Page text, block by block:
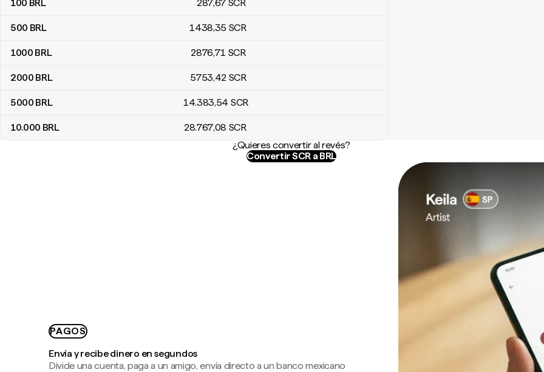
100 BRL 287,67 SCR
500 BRL 1438,35 SCR
1000 BRL 2876,71 SCR
2000 BRL 5753,42 SCR
5000 BRL 14.383,54 SCR
10.000 BRL 28.767,08 SCR
¿Quieres convertir al revés?
Convertir SCR a BRL
PAGOS
Envía y recibe dinero en segundos
Divide una cuenta, paga a un amigo, envía directo a un banco mexicano